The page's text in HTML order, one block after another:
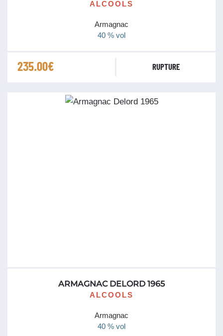
ALCOOLS
Armagnac
40 % vol
235.00€ RUPTURE
ARMAGNAC DELORD 1965
ALCOOLS
Armagnac
40 % vol